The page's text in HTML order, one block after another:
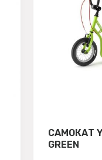
САМОКАТ
GREEN